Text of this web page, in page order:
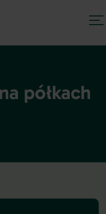
półkach